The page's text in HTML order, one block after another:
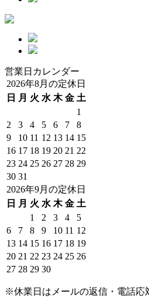
営業日カレンダー
2026年8月の定休日
日
月 火 水 木 金 土
1
2
3 4 5 6 7
8
9
10 11 12 13 14 15
16 17 18 19 20 21 22
23 24 25 26 27 28 29
30 31
2026年9月の定休日
日
月 火 水 木 金 土
1
2 3 4
5
6
7 8 9 10 11 12
13 14 15 16 17 18 19
20 21 22 23 24 25 26
27 28 29 30
※休業日はメールの返信・電話応